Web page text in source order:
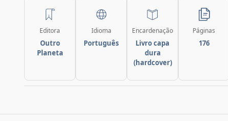
Editora
Outro
Planeta
Idioma
Português
Encardenação
Livro capa
dura
(hardcover)
Páginas
176